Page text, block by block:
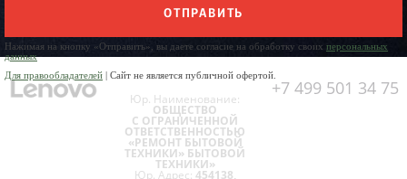
ОТПРАВИТЬ
Нажимая на кнопку «Отправить», вы даете согласие на обработку своих персональных
данных
Для правообладателей | Сайт не является публичной офертой.
+7 499 501 34 75
Юр. Наименование:
ОБЩЕСТВО
С ОГРАНИЧЕННОЙ
ОТВЕТСТВЕННОСТЬЮ
«РЕМОНТ БЫТОВОЙ
ТЕХНИКИ» БЫТОВОЙ
ТЕХНИКИ»
Юр. Адрес: 454138,